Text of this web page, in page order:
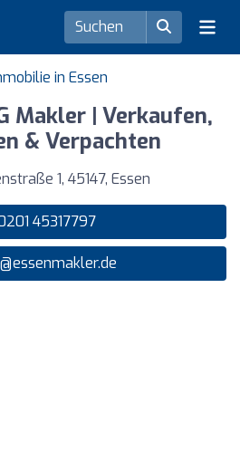
in Essen
Makler | Verkaufen,
& Verpachten
1, 45147, Essen
45317797